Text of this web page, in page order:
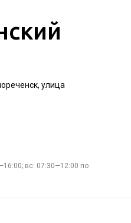
улица
вс: 07:30—12:00 по